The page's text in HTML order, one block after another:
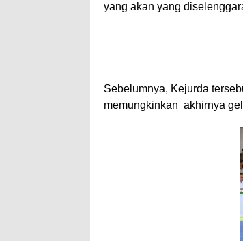
yang akan yang
Sebelumnya, Kejurda
memungkinkan akhirnya